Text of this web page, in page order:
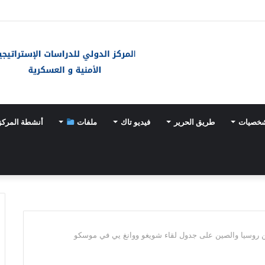
عسكرية» مع تسارع وتيرة تسلّح اليابان
طريق الحرير فيديو تاك ملفات أنشطة المركز
روسيا والصين على جدول لقاء شويغو ووانغ يي في موسكو